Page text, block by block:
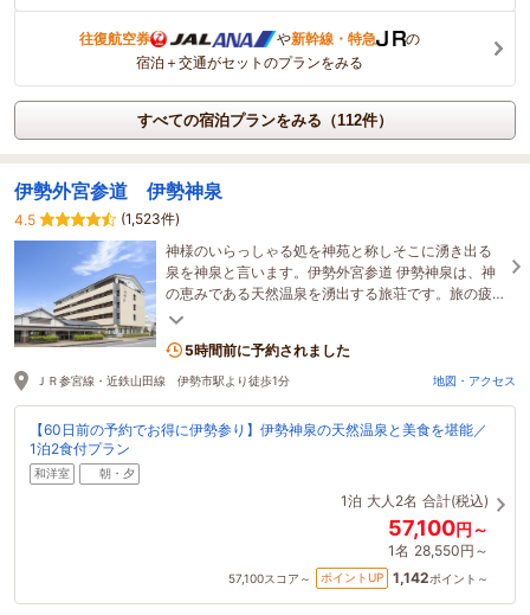
往復航空券 や新幹線・特急
の
宿泊＋交通がセットのプランをみる
すべての宿泊プランをみる（112件）
伊勢外宮参道 伊勢神泉
4.5
(1,523件)
神様のいらっしゃる処を神苑と称しそこに湧き出る
泉を神泉と言います。伊勢外宮参道 伊勢神泉は、神
の恵みである天然温泉を湧出する旅荘です。旅の疲
れを癒し、ゆったりとした時の流れを感じてくださ
5時間前に予約されました
ＪＲ参宮線・近鉄山田線 伊勢市駅より徒歩1分 地図・アクセス
【60日前の予約でお得に伊勢参り】伊勢神泉の天然温泉と美食を堪能／
1泊2食付プラン
和洋室 朝・夕
1泊 大人2名 合計(税込)
57,100円～
1名 28,550円～
57,100スコア～ ポイントUP 1,142ポイント～